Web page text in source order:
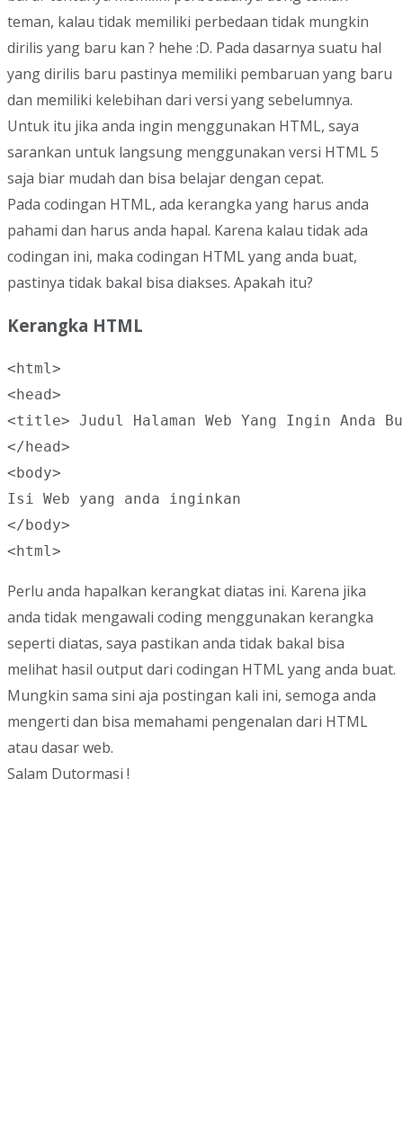
teman, kalau tidak memiliki perbedaan tidak mungkin
dirilis yang baru kan ? hehe :D. Pada dasarnya suatu hal
yang dirilis baru pastinya memiliki pembaruan yang baru
dan memiliki kelebihan dari versi yang sebelumnya.
Untuk itu jika anda ingin menggunakan HTML, saya
sarankan untuk langsung menggunakan versi HTML 5
saja biar mudah dan bisa belajar dengan cepat.
Pada codingan HTML, ada kerangka yang harus anda
pahami dan harus anda hapal. Karena kalau tidak ada
codingan ini, maka codingan HTML yang anda buat,
pastinya tidak bakal bisa diakses. Apakah itu?
Kerangka HTML
<html>
<head>
<title> Judul Halaman Web Yang Ingin Anda
</head>
<body>
Isi Web yang anda inginkan
</body>
<html>
Perlu anda hapalkan kerangkat diatas ini. Karena jika
anda tidak mengawali coding menggunakan kerangka
seperti diatas, saya pastikan anda tidak bakal bisa
melihat hasil output dari codingan HTML yang anda buat.
Mungkin sama sini aja postingan kali ini, semoga anda
mengerti dan bisa memahami pengenalan dari HTML
atau dasar web.
Salam Dutormasi !